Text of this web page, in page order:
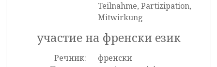
Teilnahme, Partizipation,
Mitwirkung
участие на френски език
Речник:
френски